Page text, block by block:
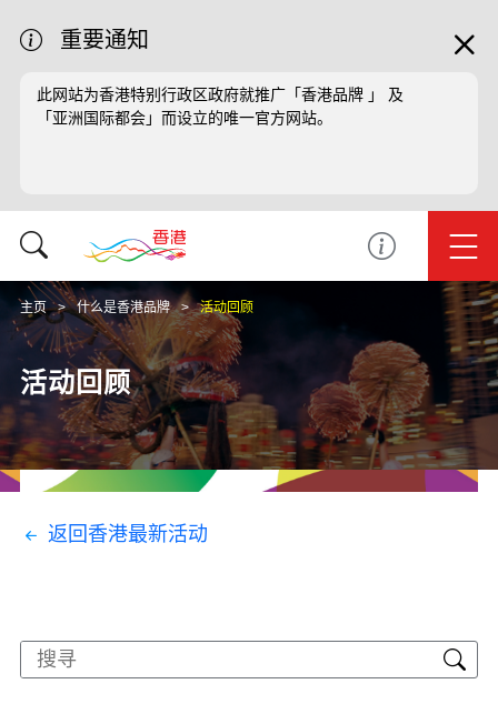
重要通知
此网站为香港特别行政区政府就推广「香港品牌 」 及
「亚洲国际都会」而设立的唯一官方网站。
主页 什么是香港品牌 活动回顾
活动回顾
返回香港最新活动